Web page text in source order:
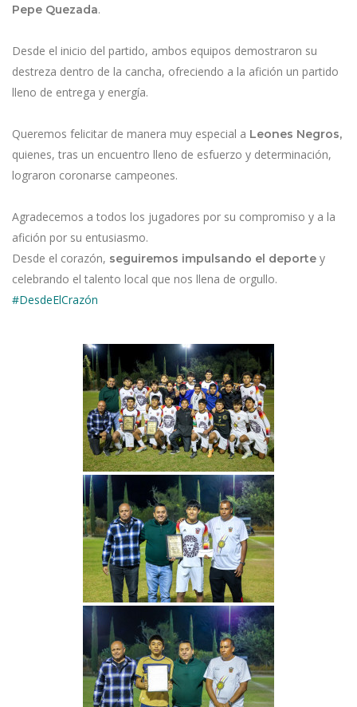
Pepe Quezada.
Desde el inicio del partido, ambos equipos demostraron su
destreza dentro de la cancha, ofreciendo a la afición un partido
lleno de entrega y energía.
Queremos felicitar de manera muy especial a Leones Negros,
quienes, tras un encuentro lleno de esfuerzo y determinación,
lograron coronarse campeones.
Agradecemos a todos los jugadores por su compromiso y a la
afición por su entusiasmo.
Desde el corazón, seguiremos impulsando el deporte y
celebrando el talento local que nos llena de orgullo.
#DesdeElCrazón